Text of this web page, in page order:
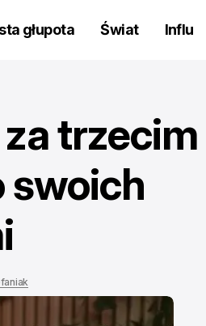
głupota Świat Influ
trzecim
swoich